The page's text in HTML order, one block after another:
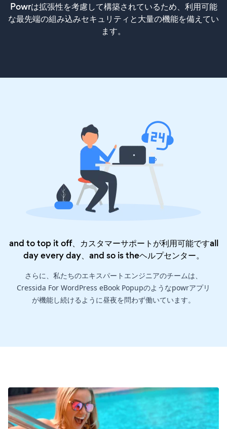
Powrは拡張性を考慮して構築されているため、利用可能
な最先端の組み込みセキュリティと大量の機能を備えてい
ます。
and to top it off、カスタマーサポートが利用可能ですall
day every day、and so is theヘルプセンター。
さらに、私たちのエキスパートエンジニアのチームは、
Cressida For WordPress eBook Popupのようなpowrアプリ
が機能し続けるように昼夜を問わず働いています。